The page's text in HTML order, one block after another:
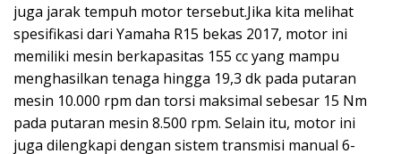
juga jarak tempuh motor tersebut.Jika kita melihat
spesifikasi dari Yamaha R15 bekas 2017, motor ini
memiliki mesin berkapasitas 155 cc yang mampu
menghasilkan tenaga hingga 19,3 dk pada putaran
mesin 10.000 rpm dan torsi maksimal sebesar 15 Nm
pada putaran mesin 8.500 rpm. Selain itu, motor ini
juga dilengkapi dengan sistem transmisi manual 6-